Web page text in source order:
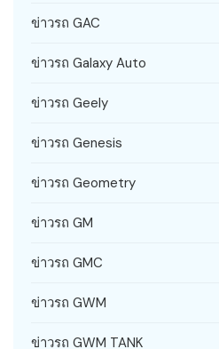
ข่าวรถ GAC
ข่าวรถ Galaxy Auto
ข่าวรถ Geely
ข่าวรถ Genesis
ข่าวรถ Geometry
ข่าวรถ GM
ข่าวรถ GMC
ข่าวรถ GWM
ข่าวรถ GWM TANK